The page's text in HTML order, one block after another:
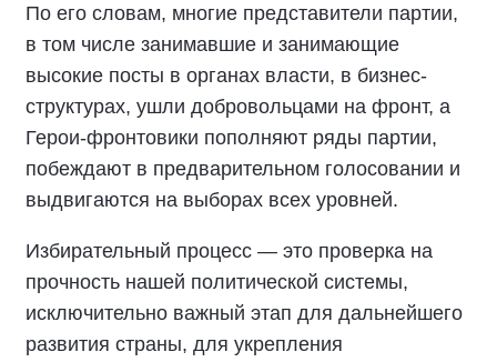
По его словам, многие представители партии,
в том числе занимавшие и занимающие
высокие посты в органах власти, в бизнес-
структурах, ушли добровольцами на фронт, а
Герои-фронтовики пополняют ряды партии,
побеждают в предварительном голосовании и
выдвигаются на выборах всех уровней.
Избирательный процесс — это проверка на
прочность нашей политической системы,
исключительно важный этап для дальнейшего
развития страны, для укрепления